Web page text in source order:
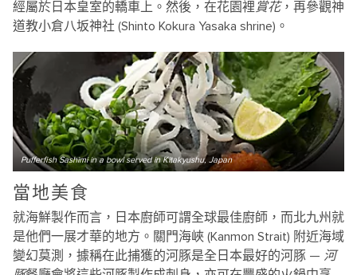
經屬於日本皇室的轎車上。然後，在花園裡賞花，再參觀神
道教小倉八坂神社 (Shinto Kokura Yasaka shrine)。
Pufferfish Sashimi in a bowl served in Kitakyushu, Japan
當地美食
就海鮮製作而言，日本廚師可謂全球最佳廚師，而北九州就
是他們一展才華的地方。關門海峽 (Kanmon Strait) 附近海域
變幻莫測，據稱在此捕獲的河豚是全日本最好的河豚 — 河